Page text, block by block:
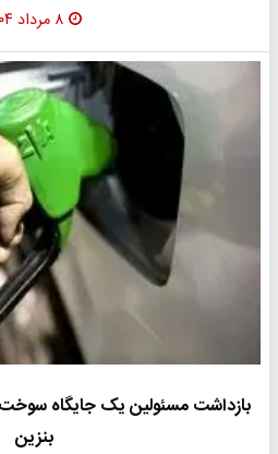
۸ مرداد ۱۴۰۴
بازداشت مسئولین یک جایگاه سوخت
بنزین